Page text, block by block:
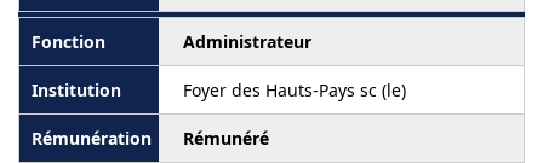
Administrateur
Foyer des Hauts-Pays sc (le)
Rémunéré